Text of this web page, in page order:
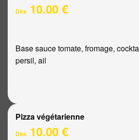
Dès 10.00 €
Base sauce tomate, fromage,
persil, ail
Pizza végétarienne
Dès 10.00 €